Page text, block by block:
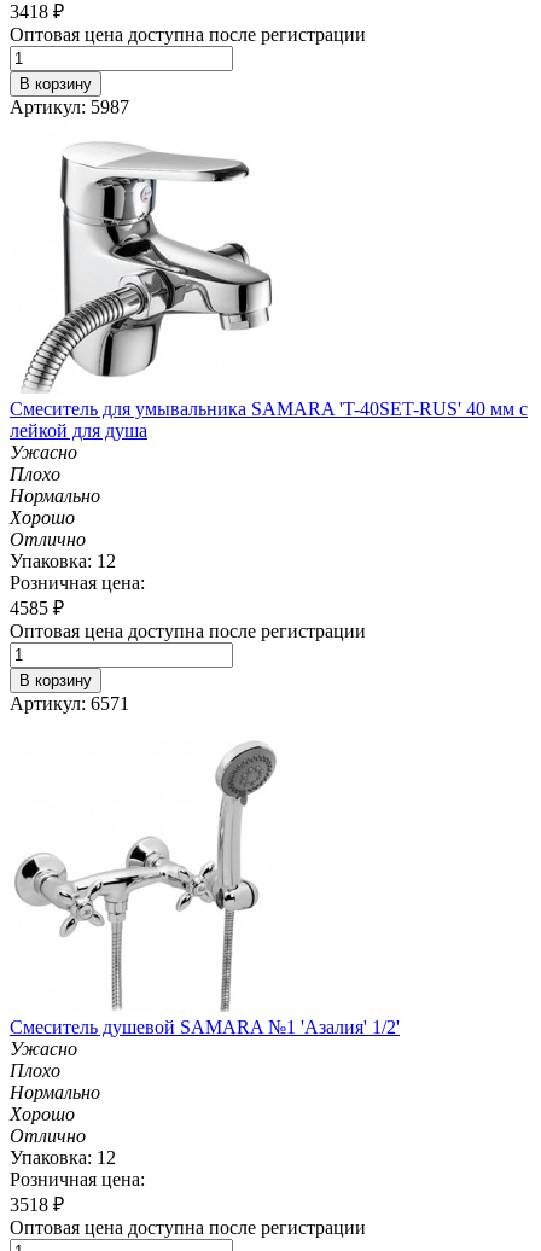
3418 ₽
Оптовая цена доступна после регистрации
В корзину
Артикул: 5987
Смеситель для умывальника SAMARA 'T-40SET-RUS' 40 мм с
лейкой для душа
Ужасно
Плохо
Нормально
Хорошо
Отлично
Упаковка: 12
Розничная цена:
4585 ₽
Оптовая цена доступна после регистрации
В корзину
Артикул: 6571
Смеситель душевой SAMARA №1 'Азалия' 1/2'
Ужасно
Плохо
Нормально
Хорошо
Отлично
Упаковка: 12
Розничная цена:
3518 ₽
Оптовая цена доступна после регистрации